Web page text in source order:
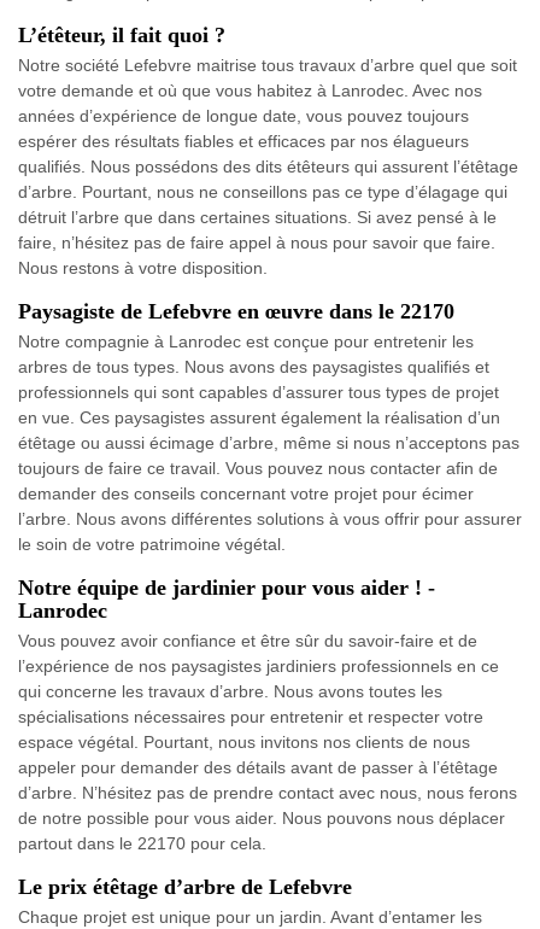
L’étêteur, il fait quoi ?
Notre société Lefebvre maitrise tous travaux d’arbre quel que soit
votre demande et où que vous habitez à Lanrodec. Avec nos
années d’expérience de longue date, vous pouvez toujours
espérer des résultats fiables et efficaces par nos élagueurs
qualifiés. Nous possédons des dits étêteurs qui assurent l’étêtage
d’arbre. Pourtant, nous ne conseillons pas ce type d’élagage qui
détruit l’arbre que dans certaines situations. Si avez pensé à le
faire, n’hésitez pas de faire appel à nous pour savoir que faire.
Nous restons à votre disposition.
Paysagiste de Lefebvre en œuvre dans le 22170
Notre compagnie à Lanrodec est conçue pour entretenir les
arbres de tous types. Nous avons des paysagistes qualifiés et
professionnels qui sont capables d’assurer tous types de projet
en vue. Ces paysagistes assurent également la réalisation d’un
étêtage ou aussi écimage d’arbre, même si nous n’acceptons pas
toujours de faire ce travail. Vous pouvez nous contacter afin de
demander des conseils concernant votre projet pour écimer
l’arbre. Nous avons différentes solutions à vous offrir pour assurer
le soin de votre patrimoine végétal.
Notre équipe de jardinier pour vous aider ! -
Lanrodec
Vous pouvez avoir confiance et être sûr du savoir-faire et de
l’expérience de nos paysagistes jardiniers professionnels en ce
qui concerne les travaux d’arbre. Nous avons toutes les
spécialisations nécessaires pour entretenir et respecter votre
espace végétal. Pourtant, nous invitons nos clients de nous
appeler pour demander des détails avant de passer à l’étêtage
d’arbre. N’hésitez pas de prendre contact avec nous, nous ferons
de notre possible pour vous aider. Nous pouvons nous déplacer
partout dans le 22170 pour cela.
Le prix étêtage d’arbre de Lefebvre
Chaque projet est unique pour un jardin. Avant d’entamer les